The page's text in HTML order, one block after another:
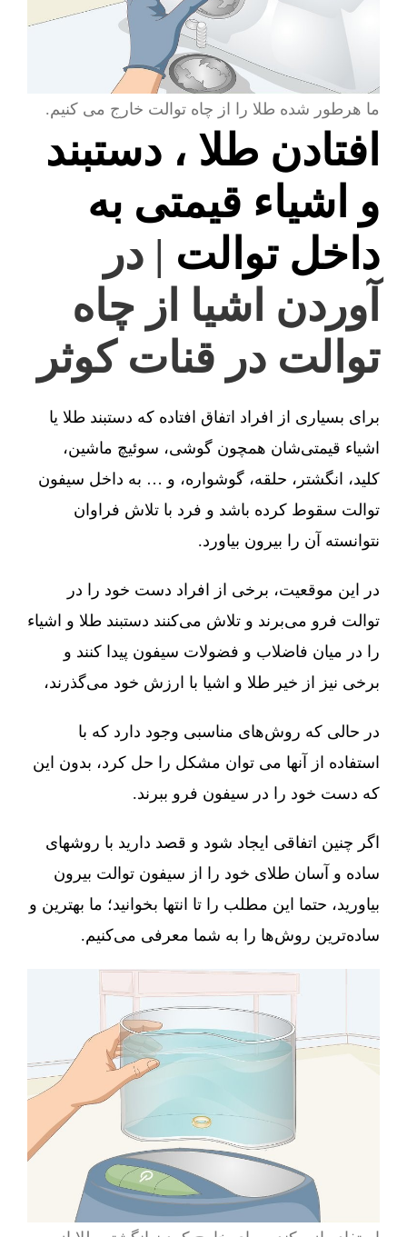
ما هرطور شده طلا را از چاه توالت خارج می کنیم.
افتادن طلا ، دستبند
و اشیاء قیمتی به
داخل توالت | در
آوردن اشیا از چاه
توالت در قنات کوثر
برای بسیاری از افراد اتفاق افتاده که دستبند طلا یا
اشیاء قیمتی‌شان همچون گوشی، سوئیچ ماشین،
کلید، انگشتر، حلقه، گوشواره، و … به داخل سیفون
توالت سقوط کرده باشد و فرد با تلاش فراوان
نتوانسته آن را بیرون بیاورد.
در این موقعیت، برخی از افراد دست خود را در
توالت فرو می‌برند و تلاش می‌کنند دستبند طلا و اشیاء
را در میان فاضلاب و فضولات سیفون پیدا کنند و
برخی نیز از خیر طلا و اشیا با ارزش خود می‌گذرند،
در حالی که روش‌های مناسبی وجود دارد که با
استفاده از آنها می توان مشکل را حل کرد، بدون این
که دست خود را در سیفون فرو ببرند.
اگر چنین اتفاقی ایجاد شود و قصد دارید با روشهای
ساده و آسان طلای خود را از سیفون توالت بیرون
بیاورید، حتما این مطلب را تا انتها بخوانید؛ ما بهترین و
ساده‌ترین روش‌ها را به شما معرفی می‌کنیم.